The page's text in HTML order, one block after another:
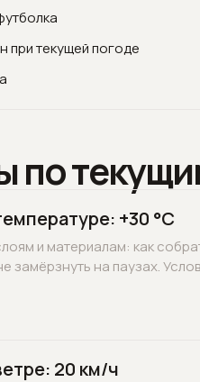
при текущей погоде
по
+30 °C
и материалам: как
замёрзнуть на паузах.
20 км/ч